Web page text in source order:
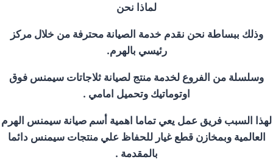
لماذا نحن
وذلك ببساطة نحن نقدم خدمة الصيانة محترفة من خلال مركز
رئيسي بالهرم.
وسلسلة من الفروع لخدمة منتج لصيانة ثلاجاتات سيمنس فوق
اوتوماتيك وتحميل امامي .
لهذا السبب فريق عمل يعي تماما اهمية أسم صيانة سيمنس الهرم
العالمية وبمخازن قطع غيار للحفاظ علي منتجات سيمنس دائما
بالمقدمة .